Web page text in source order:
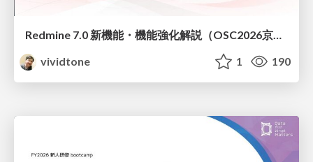
Redmine 7.0 新機能・機能強化解説（OSC2026京都ダイジェスト版）
vividtone
1 190